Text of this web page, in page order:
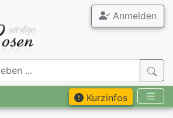
Anmelden
Kurzinfos